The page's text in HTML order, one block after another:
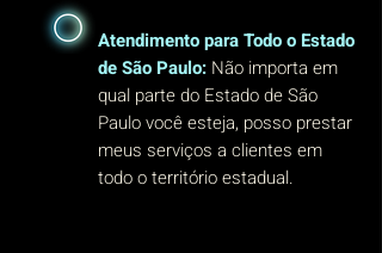
Atendimento para Todo o Estado
de São Paulo: Não importa em
qual parte do Estado de São
Paulo você esteja, posso prestar
meus serviços a clientes em
todo o território estadual.